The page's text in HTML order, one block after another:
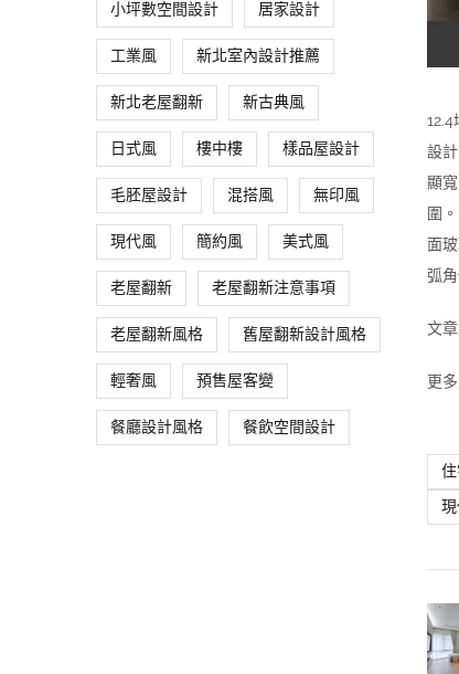
設
顯
圍
面
弧
文章
更
現
小坪數空間設計 居家設計
工業風 新北室內設計推薦
新北老屋翻新 新古典風
日式風 樓中樓 樣品屋設計
毛胚屋設計 混搭風 無印風
現代風 簡約風 美式風
老屋翻新 老屋翻新注意事項
老屋翻新風格 舊屋翻新設計風格
輕奢風 預售屋客變
餐廳設計風格 餐飲空間設計